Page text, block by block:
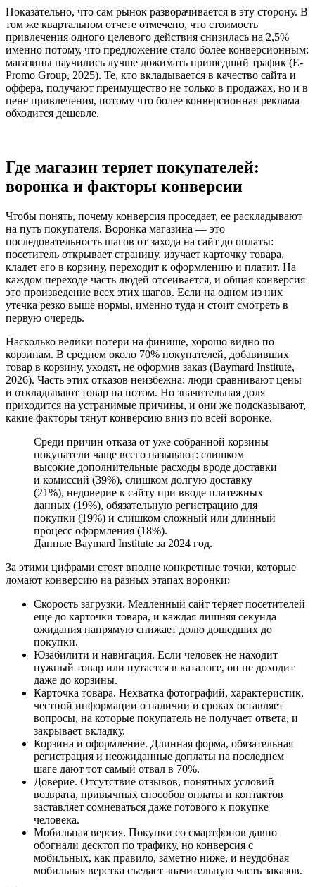
Показательно, что сам рынок разворачивается в эту сторону. В
том же квартальном отчете отмечено, что стоимость
привлечения одного целевого действия снизилась на 2,5%
именно потому, что предложение стало более конверсионным:
магазины научились лучше дожимать пришедший трафик (E-
Promo Group, 2025). Те, кто вкладывается в качество сайта и
оффера, получают преимущество не только в продажах, но и в
цене привлечения, потому что более конверсионная реклама
обходится дешевле.
Где магазин теряет покупателей:
воронка и факторы конверсии
Чтобы понять, почему конверсия проседает, ее раскладывают
на путь покупателя. Воронка магазина — это
последовательность шагов от захода на сайт до оплаты:
посетитель открывает страницу, изучает карточку товара,
кладет его в корзину, переходит к оформлению и платит. На
каждом переходе часть людей отсеивается, и общая конверсия
это произведение всех этих шагов. Если на одном из них
утечка резко выше нормы, именно туда и стоит смотреть в
первую очередь.
Насколько велики потери на финише, хорошо видно по
корзинам. В среднем около 70% покупателей, добавивших
товар в корзину, уходят, не оформив заказ (Baymard Institute,
2026). Часть этих отказов неизбежна: люди сравнивают цены
и откладывают товар на потом. Но значительная доля
приходится на устранимые причины, и они же подсказывают,
какие факторы тянут конверсию вниз по всей воронке.
Среди причин отказа от уже собранной корзины
покупатели чаще всего называют: слишком
высокие дополнительные расходы вроде доставки
и комиссий (39%), слишком долгую доставку
(21%), недоверие к сайту при вводе платежных
данных (19%), обязательную регистрацию для
покупки (19%) и слишком сложный или длинный
процесс оформления (18%).
Данные Baymard Institute за 2024 год.
За этими цифрами стоят вполне конкретные точки, которые
ломают конверсию на разных этапах воронки:
Скорость загрузки. Медленный сайт теряет посетителей
еще до карточки товара, и каждая лишняя секунда
ожидания напрямую снижает долю дошедших до
покупки.
Юзабилити и навигация. Если человек не находит
нужный товар или путается в каталоге, он не доходит
даже до корзины.
Карточка товара. Нехватка фотографий, характеристик,
честной информации о наличии и сроках оставляет
вопросы, на которые покупатель не получает ответа, и
закрывает вкладку.
Корзина и оформление. Длинная форма, обязательная
регистрация и неожиданные доплаты на последнем
шаге дают тот самый отвал в 70%.
Доверие. Отсутствие отзывов, понятных условий
возврата, привычных способов оплаты и контактов
заставляет сомневаться даже готового к покупке
человека.
Мобильная версия. Покупки со смартфонов давно
обогнали десктоп по трафику, но конверсия с
мобильных, как правило, заметно ниже, и неудобная
мобильная верстка съедает значительную часть заказов.